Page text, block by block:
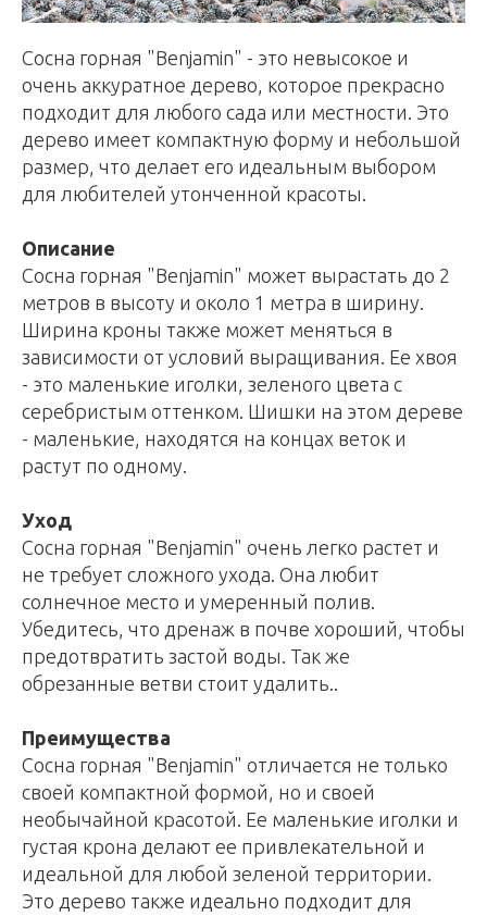
Сосна горная "Benjamin" - это невысокое и
очень аккуратное дерево, которое прекрасно
подходит для любого сада или местности. Это
дерево имеет компактную форму и небольшой
размер, что делает его идеальным выбором
для любителей утонченной красоты.
Описание
Сосна горная "Benjamin" может вырастать до 2
метров в высоту и около 1 метра в ширину.
Ширина кроны также может меняться в
зависимости от условий выращивания. Ее хвоя
- это маленькие иголки, зеленого цвета с
серебристым оттенком. Шишки на этом дереве
- маленькие, находятся на концах веток и
растут по одному.
Уход
Сосна горная "Benjamin" очень легко растет и
не требует сложного ухода. Она любит
солнечное место и умеренный полив.
Убедитесь, что дренаж в почве хороший, чтобы
предотвратить застой воды. Так же
обрезанные ветви стоит удалить..
Преимущества
Сосна горная "Benjamin" отличается не только
своей компактной формой, но и своей
необычайной красотой. Ее маленькие иголки и
густая крона делают ее привлекательной и
идеальной для любой зеленой территории.
Это дерево также идеально подходит для